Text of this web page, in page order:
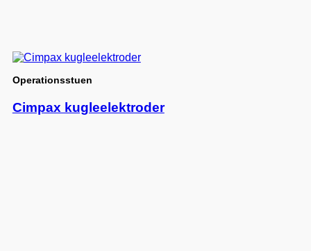
Operationsstuen
Cimpax kugleelektroder